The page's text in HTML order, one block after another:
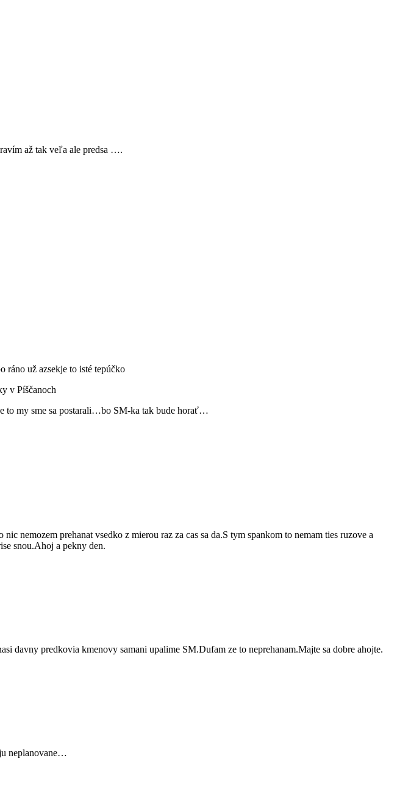
až tak veľa ale predsa ….
už azsekje to isté tepúčko
v Píščanoch
to my sme sa postarali…bo SM-ka tak bude horať…
nemozem prehanat vsedko z mierou raz za cas sa da.S tym spankom to nemam ties ruzove a
snou.Ahoj a pekny den.
davny predkovia kmenovy samani upalime SM.Dufam ze to neprehanam.Majte sa dobre ahojte.
neplanovane…